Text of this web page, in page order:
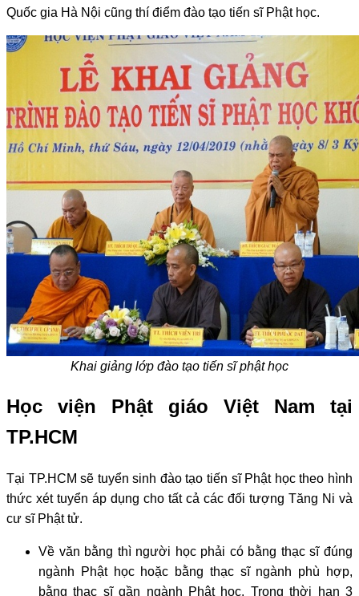
Quốc gia Hà Nội cũng thí điểm đào tạo tiến sĩ Phật học.
Khai giảng lớp đào tạo tiến sĩ phật học
Học viện Phật giáo Việt Nam tại
TP.HCM
Tại TP.HCM sẽ tuyển sinh đào tạo tiến sĩ Phật học theo hình
thức xét tuyển áp dụng cho tất cả các đối tượng Tăng Ni và
cư sĩ Phật tử.
Về văn bằng thì người học phải có bằng thạc sĩ đúng
ngành Phật học hoặc bằng thạc sĩ ngành phù hợp,
bằng thạc sĩ gần ngành Phật học. Trong thời hạn 3